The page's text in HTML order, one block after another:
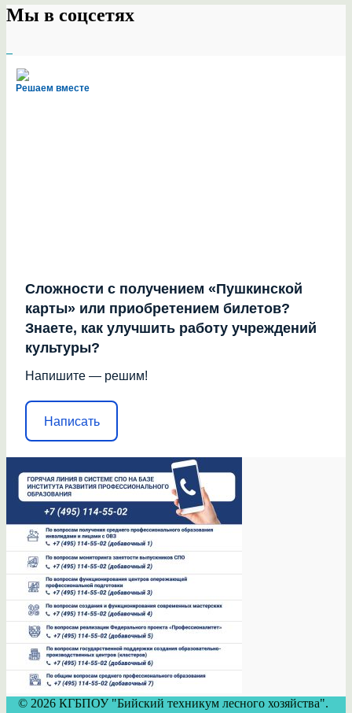
Мы в соцсетях
Решаем вместе
Сложности с получением «Пушкинской
карты» или приобретением билетов?
Знаете, как улучшить работу учреждений
культуры?
Напишите — решим!
Написать
© 2026 КГБПОУ "Бийский техникум лесного хозяйства".